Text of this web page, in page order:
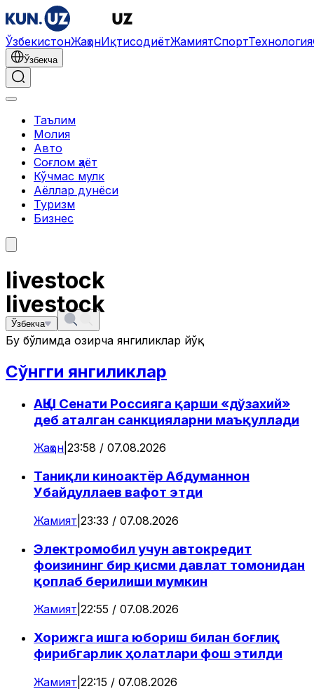
ЎзбекистонЖаҳонИқтисодиётЖамиятСпортТехнология
Ўзбекча
Таълим
Молия
Авто
Соғлом ҳаёт
Кўчмас мулк
Аёллар дунёси
Туризм
Бизнес
livestock
Ўзбекча
livestock
Бу бўлимда ҳозирча янгиликлар йўқ
Сўнгги янгиликлар
АҚШ Сенати Россияга қарши «дўзахий»
деб аталган санкцияларни маъқуллади
Жаҳон 23:58 / 07.08.2026
Таниқли киноактёр Абдуманнон
Убайдуллаев вафот этди
Жамият 23:33 / 07.08.2026
Электромобил учун автокредит
фоизининг бир қисми давлат томонидан
қоплаб берилиши мумкин
Жамият 22:55 / 07.08.2026
Хорижга ишга юбориш билан боғлиқ
фирибгарлик ҳолатлари фош этилди
Жамият 22:15 / 07.08.2026